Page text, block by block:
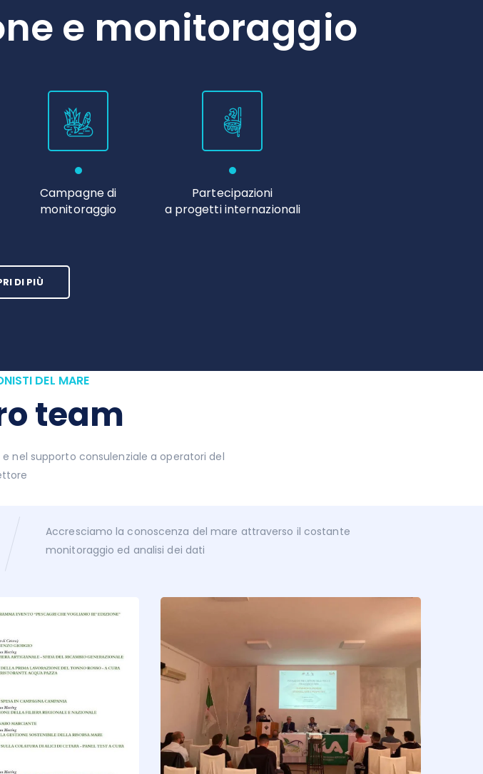
e monitoraggio
Campagne di
monitoraggio
Partecipazioni
a progetti internazionali
DI PIÙ
DEL MARE
team
nel supporto consulenziale a operatori del
Accresciamo la conoscenza del mare attraverso il costante
monitoraggio ed analisi dei dati